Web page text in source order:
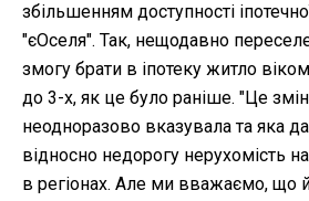
збільшенням доступності
"єОселя". Так, нещодавно
змогу брати в іпотеку житло
до 3-х, як це було раніше. "Це
неодноразово вказувала та яка
відносно недорогу нерухомість
в регіонах. Але ми вважаємо, що